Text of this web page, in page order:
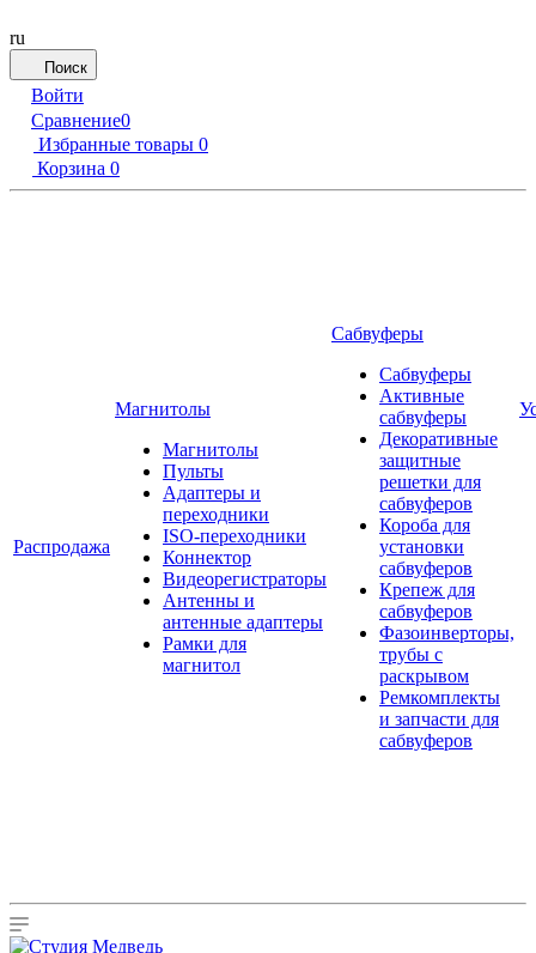
ru
Поиск
Войти
Сравнение0
Избранные товары 0
Корзина 0
Распродажа
Магнитолы
Магнитолы
Пульты
Адаптеры и
переходники
ISO-переходники
Коннектор
Видеорегистраторы
Антенны и
антенные адаптеры
Рамки для
магнитол
Сабвуферы
Сабвуферы
Активные
сабвуферы
Декоративные
защитные
решетки для
сабвуферов
Короба для
установки
сабвуферов
Крепеж для
сабвуферов
Фазоинверторы,
трубы с
раскрывом
Ремкомплекты
и запчасти для
сабвуферов